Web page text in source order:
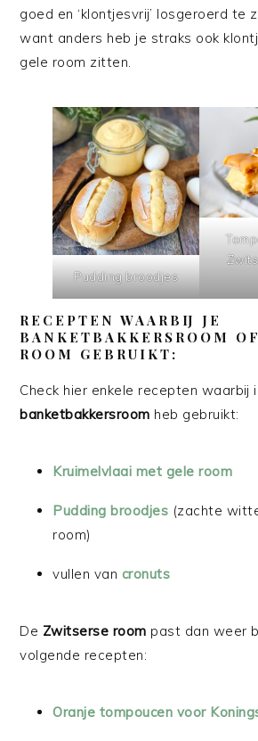
goed en ‘klontjesvrij’ losgeroerd te
want anders heb je straks ook
gele room zitten.
Pudding broodjes
RECEPTEN WAARBIJ JE
BANKETBAKKERSROOM
ROOM GEBRUIKT:
Check hier enkele recepten waarbij
banketbakkersroom heb gebruikt:
Kruimelvlaai met gele room
Pudding broodjes (zachte
room)
vullen van cronuts
De Zwitserse room past dan weer
volgende recepten:
Oranje tompoucen voor